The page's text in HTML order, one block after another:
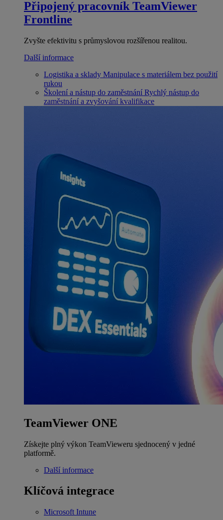
Připojený pracovník TeamViewer
Frontline
Zvyšte efektivitu s průmyslovou rozšířenou realitou.
Další informace
Logistika a sklady Manipulace s materiálem bez použití
rukou
Školení a nástup do zaměstnání Rychlý nástup do
zaměstnání a zvyšování kvalifikace
TeamViewer ONE
Získejte plný výkon TeamVieweru sjednocený v jedné
platformě.
Další informace
Klíčová integrace
Microsoft Intune